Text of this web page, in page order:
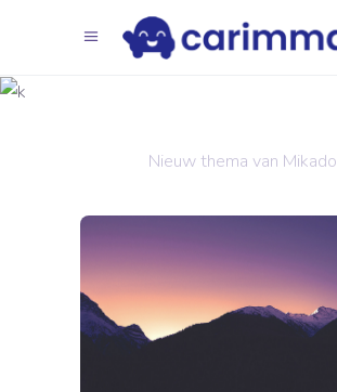
UI UX
Nieuw thema van Mikado